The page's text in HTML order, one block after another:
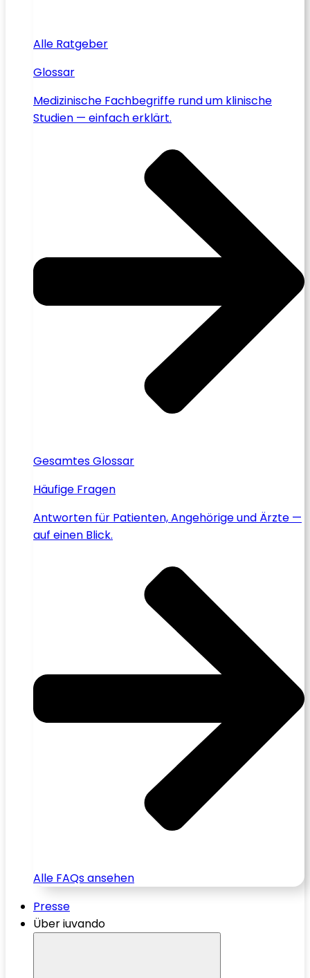
Alle Ratgeber
Glossar
Medizinische Fachbegriffe rund um klinische
Studien — einfach erklärt.
Gesamtes Glossar
Häufige Fragen
Antworten für Patienten, Angehörige und Ärzte —
auf einen Blick.
Alle FAQs ansehen
Presse
Über iuvando